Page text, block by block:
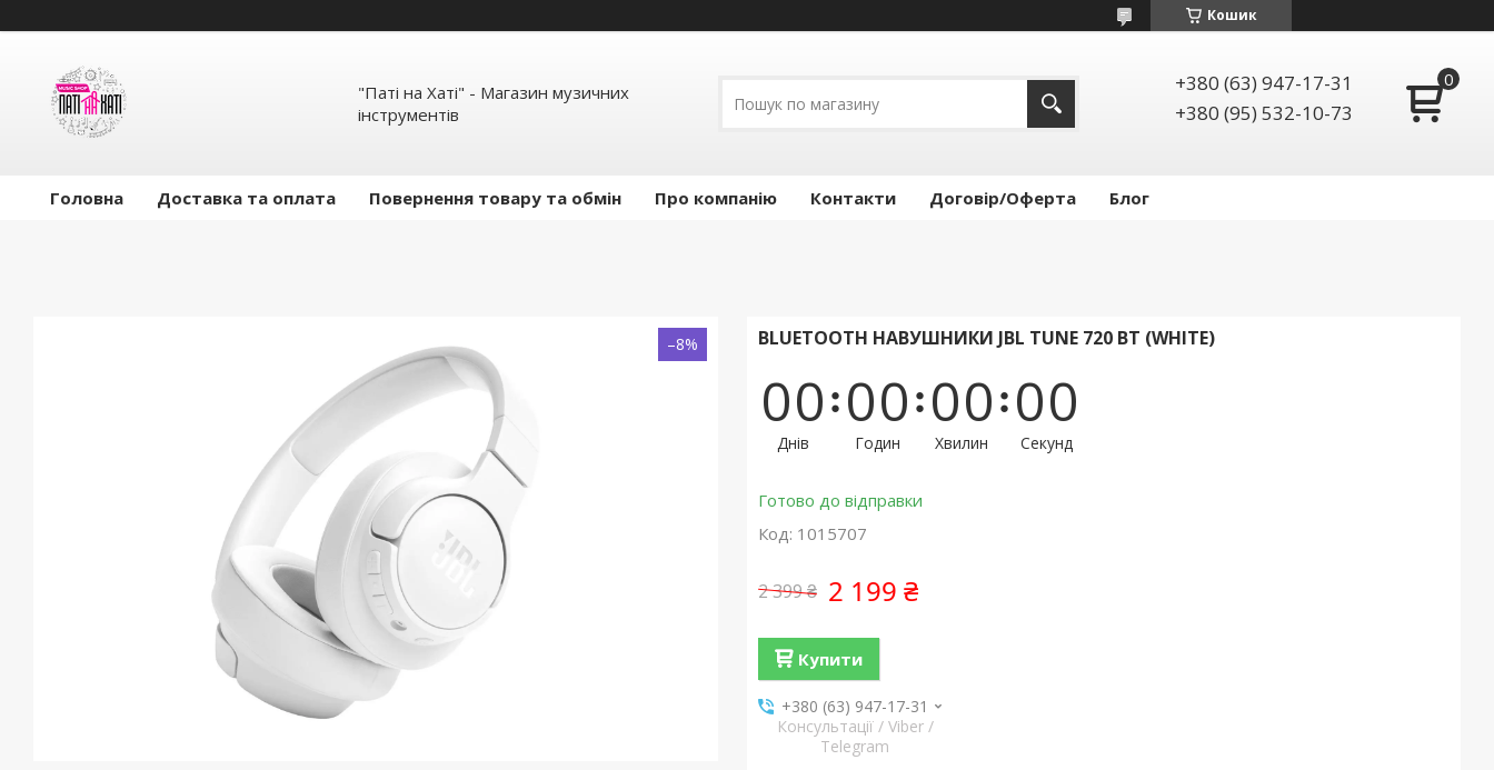
Кошик
"Паті на Хаті" - Магазин музичних
інструментів
+380 (63) 947-17-31
+380 (95) 532-10-73
Головна Доставка та оплата Повернення товару та обмін Про компанію Контакти Договір/Оферта Блог
–8% BLUETOOTH НАВУШНИКИ JBL TUNE 720 BT (WHITE)
00
Днів
00
Годин
00
Хвилин
00
Секунд
Готово до відправки
Код: 1015707
2 399 ₴ 2 199 ₴
Купити
+380 (63) 947-17-31
Консультації / Viber /
Telegram